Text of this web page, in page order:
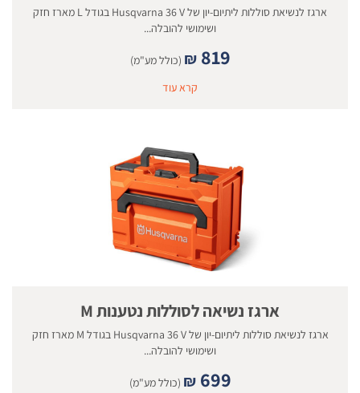
ארגז לנשיאת סוללות ליתיום-יון של Husqvarna 36 V בגודל L מארז חזק
ושימושי להובלה...
₪ 819
(כולל מע"מ)
קרא עוד
ארגז נשיאה לסוללות נטענות M
ארגז לנשיאת סוללות ליתיום-יון של Husqvarna 36 V בגודל M מארז חזק
ושימושי להובלה...
₪ 699
(כולל מע"מ)